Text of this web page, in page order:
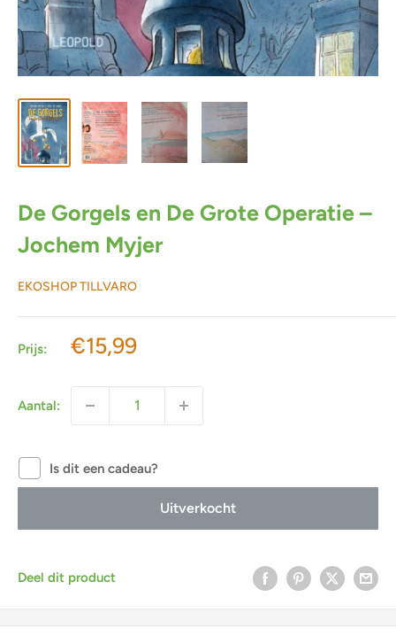
De Gorgels en De Grote Operatie –
Jochem Myjer
EKOSHOP TILLVARO
Prijs: Actieprijs
€15,99
Aantal:
Is dit een cadeau?
Uitverkocht
Deel dit product